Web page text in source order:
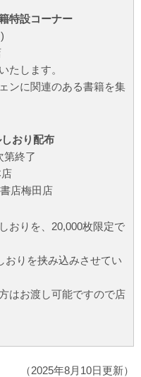
特設コーナー
たします。
ンに関連のある書籍を集
おり配布
第終了
梅田店
おりを、20,000枚限定で
おりを挟み込みさせてい
はお渡し可能ですので店
（2025年8月10日更新）